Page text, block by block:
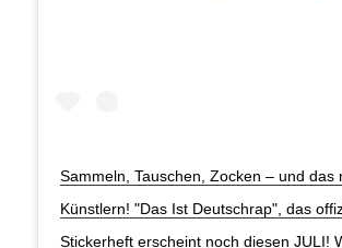
Sammeln, Tauschen, Zocken – und das
Künstlern! "Das Ist Deutschrap", das
Stickerheft erscheint noch diesen JULI!